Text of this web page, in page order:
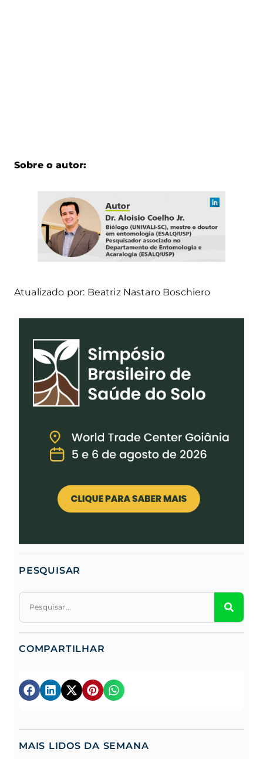
Sobre o autor:
Atualizado por: Beatriz Nastaro Boschiero
PESQUISAR
COMPARTILHAR
MAIS LIDOS DA SEMANA